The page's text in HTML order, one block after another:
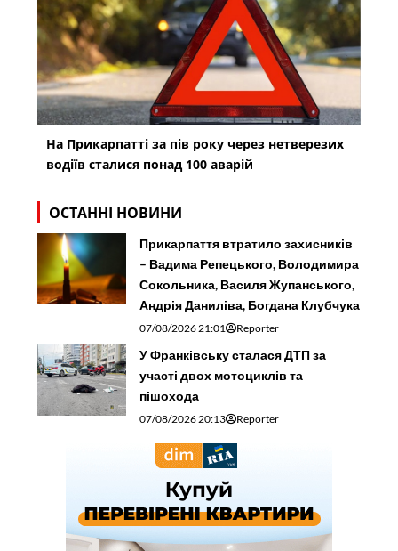
На Прикарпатті за пів року через нетверезих
водіїв сталися понад 100 аварій
ОСТАННІ НОВИНИ
Прикарпаття втратило захисників
– Вадима Репецького, Володимира
Сокольника, Василя Жупанського,
Андрія Даниліва, Богдана Клубчука
07/08/2026 21:01 Reporter
У Франківську сталася ДТП за
участі двох мотоциклів та
пішохода
07/08/2026 20:13 Reporter